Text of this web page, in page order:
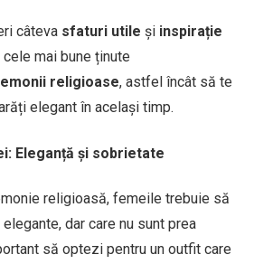
câteva sfaturi utile și inspirație
mai bune ținute
religioase, astfel încât să te
elegant în același timp.
Eleganță și sobrietate
religioasă, femeile trebuie să
dar care nu sunt prea
să optezi pentru un outfit care